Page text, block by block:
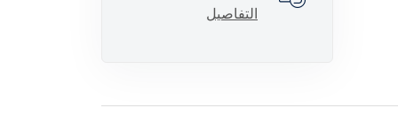
التفاصيل